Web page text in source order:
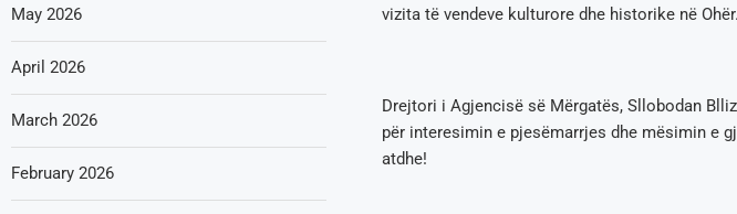
vizita të vendeve kulturore dhe historike në Ohër.
Drejtori i Agjencisë së Mërgatës, Sllobodan
për interesimin e pjesëmarrjes dhe mësimin e
atdhe!
May 2026
April 2026
March 2026
February 2026